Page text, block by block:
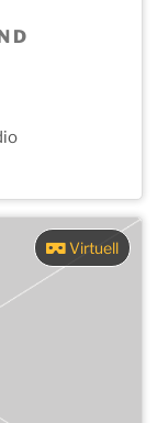
Virtuell